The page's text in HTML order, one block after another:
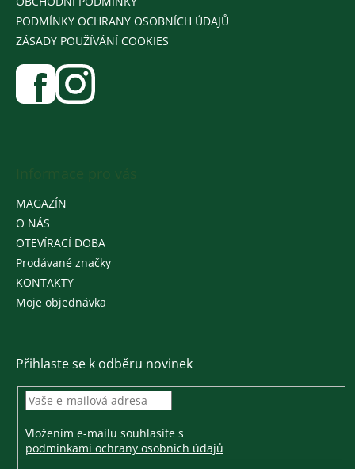
PODMÍNKY OCHRANY OSOBNÍCH ÚDAJŮ
ZÁSADY POUŽÍVÁNÍ COOKIES
MAGAZÍN
O NÁS
OTEVÍRACÍ DOBA
Prodávané značky
KONTAKTY
Moje objednávka
Přihlaste se k odběru novinek
Vložením e-mailu souhlasíte s
podmínkami ochrany osobních údajů